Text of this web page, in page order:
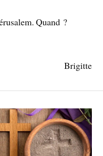
Quand ?
Brigitte